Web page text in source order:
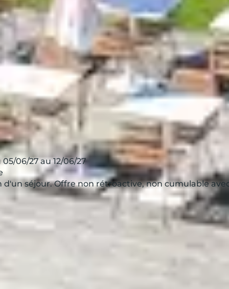
06/27 au 12/06/27
séjour. Offre non rétroactive, non cumulable